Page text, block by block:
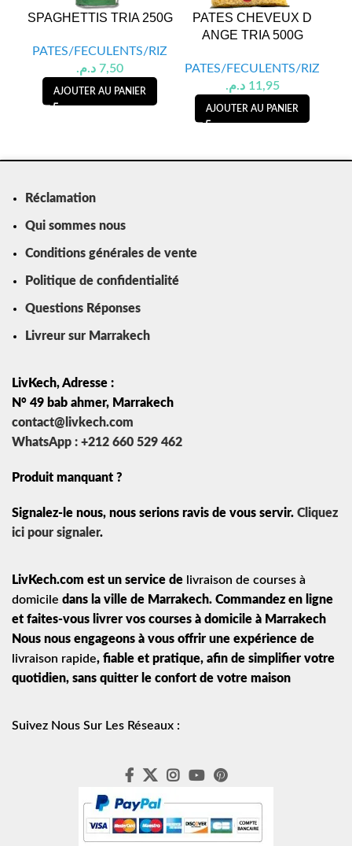
SPAGHETTIS TRIA 250G
PATES/FECULENTS/RIZ
7,50 د.م.
AJOUTER AU PANIER
PATES CHEVEUX D
ANGE TRIA 500G
PATES/FECULENTS/RIZ
11,95 د.م.
AJOUTER AU PANIER
Réclamation
Qui sommes nous
Conditions générales de vente
Politique de confidentialité
Questions Réponses
Livreur sur Marrakech
LivKech, Adresse :
N° 49 bab ahmer, Marrakech
contact@livkech.com
WhatsApp : +212 660 529 462
Produit manquant ?
Signalez-le nous, nous serions ravis de vous servir. Cliquez
ici pour signaler.
LivKech.com est un service de livraison de courses à
domicile dans la ville de Marrakech. Commandez en ligne
et faites-vous livrer vos courses à domicile à Marrakech
Nous nous engageons à vous offrir une expérience de
livraison rapide, fiable et pratique, afin de simplifier votre
quotidien, sans quitter le confort de votre maison
Suivez Nous Sur Les Réseaux :